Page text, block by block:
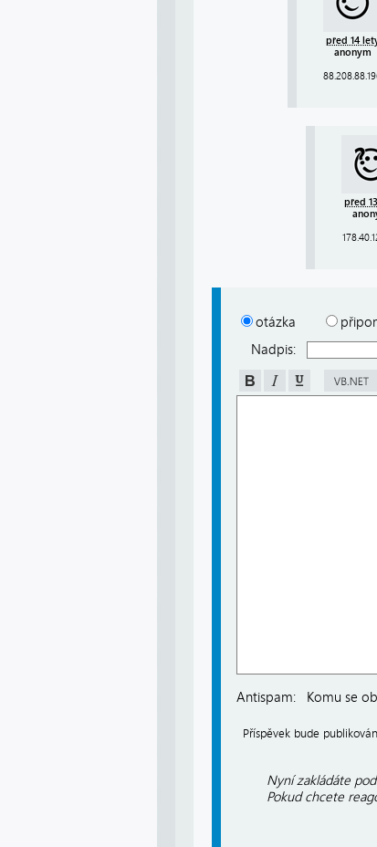
před 14
anonym
před
otázka
Nadpis:
Antispam: Komu se
Příspěvek bude
Nyní zakládáte
Pokud chcete